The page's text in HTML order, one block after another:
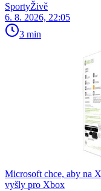
SportyŽivě
6. 8. 2026, 22:05
3 min
Microsoft chce, aby na
vyšly pro Xbox